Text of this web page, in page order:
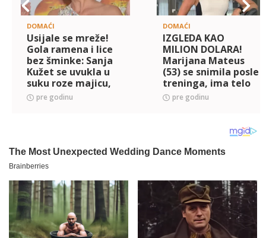
DOMAĆI
Usijale se mreže!
Gola ramena i lice
bez šminke: Sanja
Kužet se uvukla u
suku roze majicu,
komentari pljušte
(FOTO)
pre godinu
DOMAĆI
IZGLEDA KAO
MILION DOLARA!
Marijana Mateus
(53) se snimila posle
treninga, ima telo
kao da je devojčica,
a onda je otkrila
pre godinu